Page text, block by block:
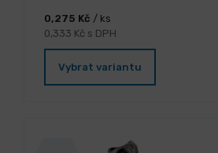
0,275 Kč / ks
0,333 Kč s DPH
Vybrat variantu